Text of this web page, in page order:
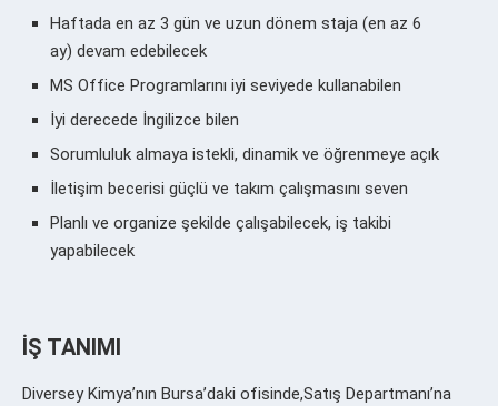
Haftada en az 3 gün ve uzun dönem staja (en az 6
ay) devam edebilecek
MS Office Programlarını iyi seviyede kullanabilen
İyi derecede İngilizce bilen
Sorumluluk almaya istekli, dinamik ve öğrenmeye açık
İletişim becerisi güçlü ve takım çalışmasını seven
Planlı ve organize şekilde çalışabilecek, iş takibi
yapabilecek
İŞ TANIMI
Diversey Kimya’nın Bursa’daki ofisinde,Satış Departmanı’na